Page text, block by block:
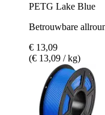
PETG Lake Blue
Betrouwbare
€ 13,09
(€ 13,09 / kg)